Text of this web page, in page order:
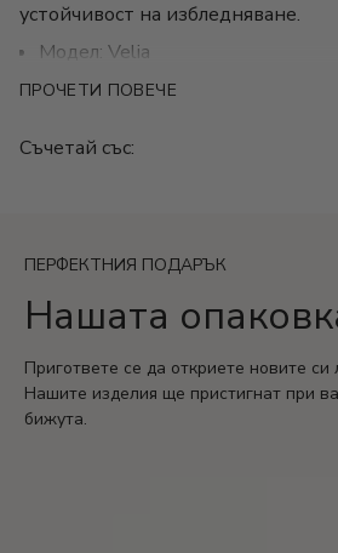
устойчивост на избледняване.
Модел: Velia
Цвят: Златисто/Сребристо
Гаранция: 2 години
ПРОЧЕТИ ПОВЕЧЕ
Съчетай със:
ПЕРФЕКТНИЯ ПОДАРЪК
Нашата
Пригответе се да откриете новите
Нашите изделия ще пристигнат при
бижута.